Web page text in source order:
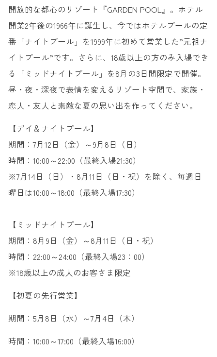
開放的な都心のリゾート『GARDEN POOL』。ホテル
開業2年後の1966年に誕生し、今ではホテルプールの定
番「ナイトプール」を1999年に初めて営業した”元祖ナ
イトプール”です。さらに、18歳以上の方のみ入場でき
る「ミッドナイトプール」を8月の3日間限定で開催。
昼・夜・深夜で表情を変えるリゾート空間で、家族・
恋人・友人と素敵な夏の思い出を作ってください。
【デイ＆ナイトプール】
期間：7月12日（金）～9月8日（日）
時間：10:00～22:00（最終入場21:30）
※7月14日（日）・8月11日（日・祝）を除く、毎週日
曜日は10:00～18:00（最終入場17:30）
【ミッドナイトプール】
期間：8月9日（金）～8月11日（日・祝）
時間：22:00～24:00（最終入場23：00）
※18歳以上の成人のお客さま限定
【初夏の先行営業】
期間：5月8日（水）～7月4日（木）
時間：10:00～17:00（最終入場16:00）